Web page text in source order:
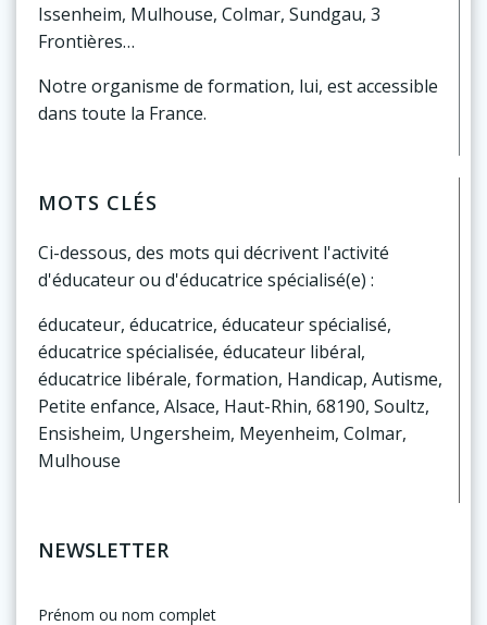
Issenheim, Mulhouse, Colmar, Sundgau, 3
Frontières…
Notre organisme de formation, lui, est accessible
dans toute la France.
MOTS CLÉS
Ci-dessous, des mots qui décrivent l'activité
d'éducateur ou d'éducatrice spécialisé(e) :
éducateur, éducatrice, éducateur spécialisé,
éducatrice spécialisée, éducateur libéral,
éducatrice libérale, formation, Handicap, Autisme,
Petite enfance, Alsace, Haut-Rhin, 68190, Soultz,
Ensisheim, Ungersheim, Meyenheim, Colmar,
Mulhouse
NEWSLETTER
Prénom ou nom complet